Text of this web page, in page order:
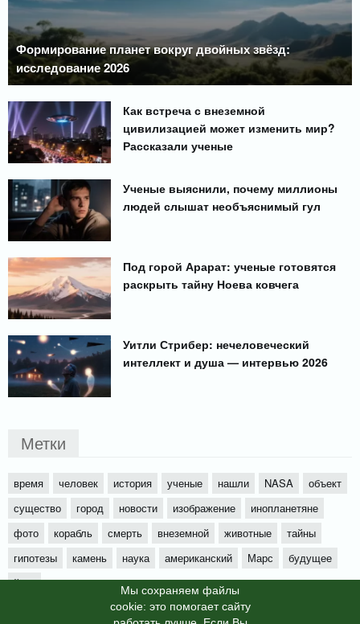
Мы cохраняем файлы
cookie: это помогает сайту
Формирование планет вокруг двойных звёзд:
исследование 2026
Как встреча с внеземной
цивилизацией может изменить мир?
Рассказали ученые
Ученые выяснили, почему миллионы
людей слышат необъяснимый гул
Под горой Арарат: ученые готовятся
раскрыть тайну Ноева ковчега
Уитли Стрибер: нечеловеческий
интеллект и душа — интервью 2026
Метки
время человек история ученые нашли NASA
объект
существо
город новости изображение
инопланетяне
фото
корабль смерть внеземной животные
тайны
гипотезы
камень наука американский Марс
будущее
йети